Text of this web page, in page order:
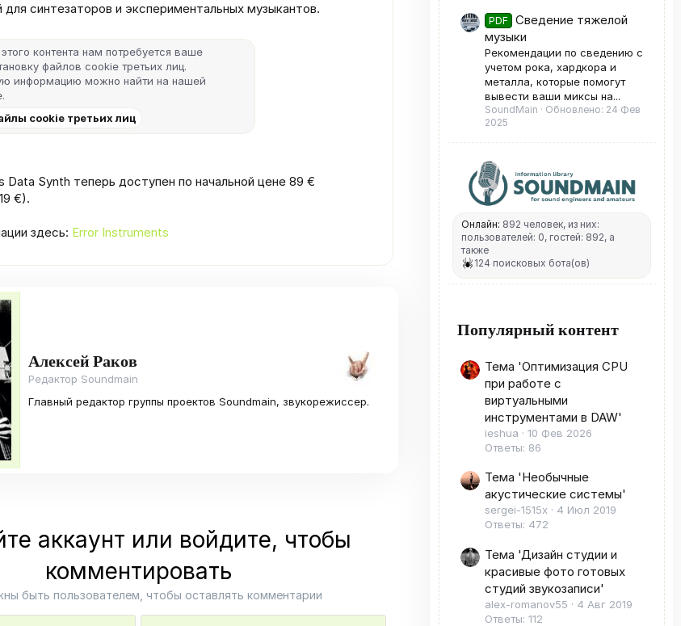
для синтезаторов и экспериментальных музыкантов.
контента нам потребуется ваше
файлов cookie третьих лиц.
информацию можно найти на нашей
.
cookie третьих лиц
Data Synth теперь доступен по начальной цене 89 €
€).
здесь: Error Instruments
Алексей Раков
Редактор Soundmain
Главный редактор группы проектов Soundmain, звукорежиссер.
аккаунт или войдите, чтобы
комментировать
быть пользователем, чтобы оставлять комментарии
PDF
Сведение тяжелой
музыки
Рекомендации по сведению с
учетом рока, хардкора и
металла, которые помогут
вывести ваши миксы на...
SoundMain Обновлено: 24 Фев
2025
Онлайн: 892 человек, из них:
пользователей: 0, гостей: 892, а
также
124 поисковых бота(ов)
Популярный контент
Тема 'Оптимизация CPU
при работе с
виртуальными
инструментами в DAW'
ieshua
10 Фев 2026
Ответы: 86
Тема 'Необычные
акустические системы'
sergei-1515x
4 Июл 2019
Ответы: 472
Тема 'Дизайн студии и
красивые фото готовых
студий звукозаписи'
alex-romanov55
4 Авг 2019
Ответы: 112